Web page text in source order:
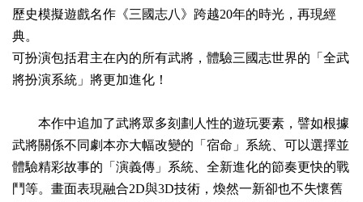
歷史模擬遊戲名作《三國志八》跨越20年的時光，再現經
典。
可扮演包括君主在內的所有武將，體驗三國志世界的「全武
將扮演系統」將更加進化！
本作中追加了武將眾多刻劃人性的遊玩要素，譬如根據
武將關係不同劇本亦大幅改變的「宿命」系統、可以選擇並
體驗精彩故事的「演義傳」系統、全新進化的節奏更快的戰
鬥等。畫面表現融合2D與3D技術，煥然一新卻也不失懷舊